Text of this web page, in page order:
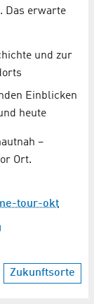
Das erwarte
und zur
Einblicken
heute
–
Ort.
tour-okt
Zukunftsorte